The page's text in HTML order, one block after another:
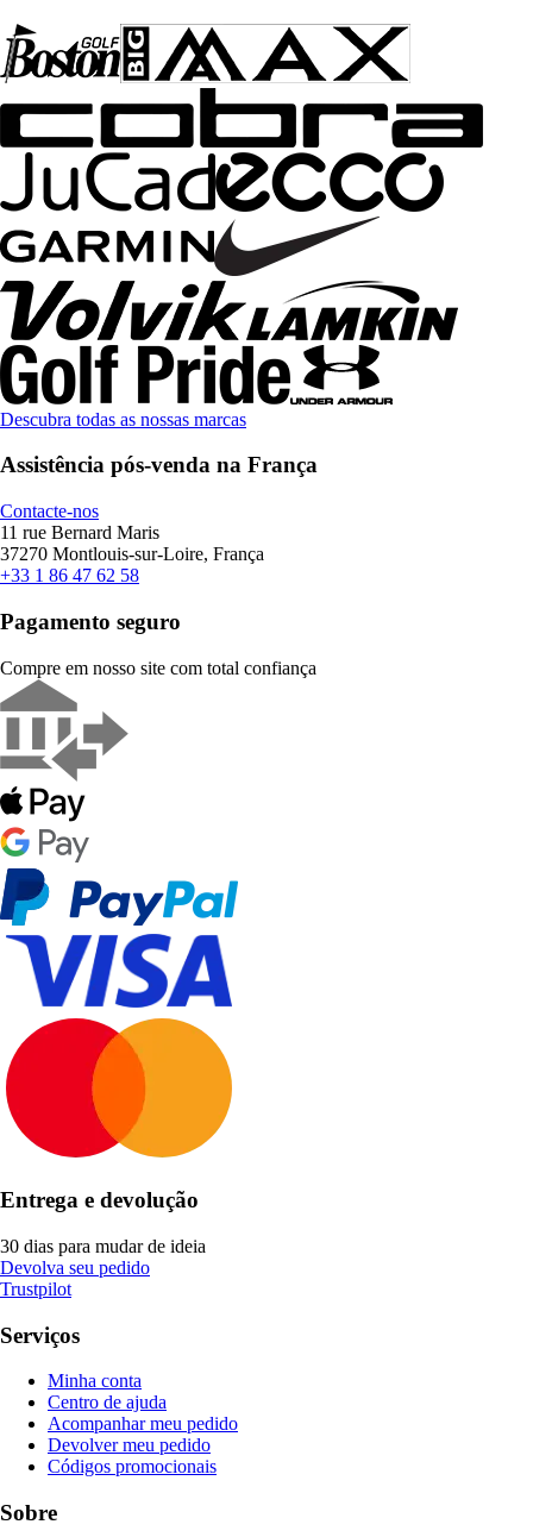
Descubra todas as nossas marcas
Assistência pós-venda na França
Contacte-nos
11 rue Bernard Maris
37270 Montlouis-sur-Loire, França
+33 1 86 47 62 58
Pagamento seguro
Compre em nosso site com total confiança
Entrega e devolução
30 dias para mudar de ideia
Devolva seu pedido
Trustpilot
Serviços
Minha conta
Centro de ajuda
Acompanhar meu pedido
Devolver meu pedido
Códigos promocionais
Sobre